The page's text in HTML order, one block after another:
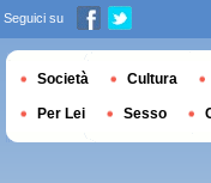
Seguici su
Società Cultura
Per Lei Sesso